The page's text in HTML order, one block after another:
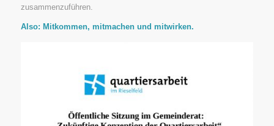
zusammenzuführen.
Also: Mitkommen, mitmachen und mitwirken.